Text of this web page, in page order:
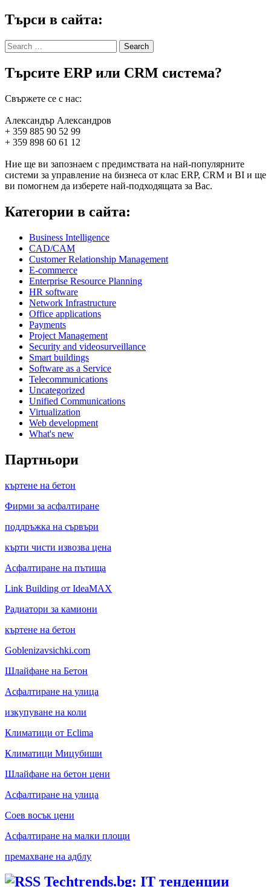
Търси в сайта:
Search
for:
Търсите ERP или CRM система?
Свържете се с нас:
Александър Александров
+ 359 885 90 52 99
+ 359 898 60 61 12
Ние ще ви запознаем с предимствата на най-популярните
системи за управление на бизнеса от клас ERP, CRM и BI и ще
ви помогнем да изберете най-подходящата за Вас.
Категории в сайта:
Business Intelligence
CAD/CAM
Customer Relationship Management
E-commerce
Enterprise Resource Planning
HR software
Network Infrastructure
Office applications
Payments
Project Management
Security and videosurveillance
Smart buildings
Software as a Service
Telecommunications
Uncategorized
Unified Communications
Virtualization
Web development
What's new
Партньори
къртене на бетон
Фирми за асфалтиране
поддръжка на сървъри
кърти чисти извозва цена
Асфалтиране на пътища
Link Building от IdeaMAX
Радиатори за камиони
къртене на бетон
Goblenizavsichki.com
Шлайфане на Бетон
Асфалтиране на улица
изкупуване на коли
Климатици от Eclima
Климатици Мицубиши
Шлайфане на бетон цени
Асфалтиране на улица
Соев восък цени
Асфалтиране на малки площи
премахване на адблу
Techtrends.bg: IT тенденции